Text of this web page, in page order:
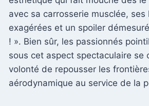
avec sa carrosserie musclée, ses
exagérées et un spoiler
! ». Bien sûr, les passionnés
sous cet aspect spectaculaire se
volonté de repousser les
aérodynamique au service de la